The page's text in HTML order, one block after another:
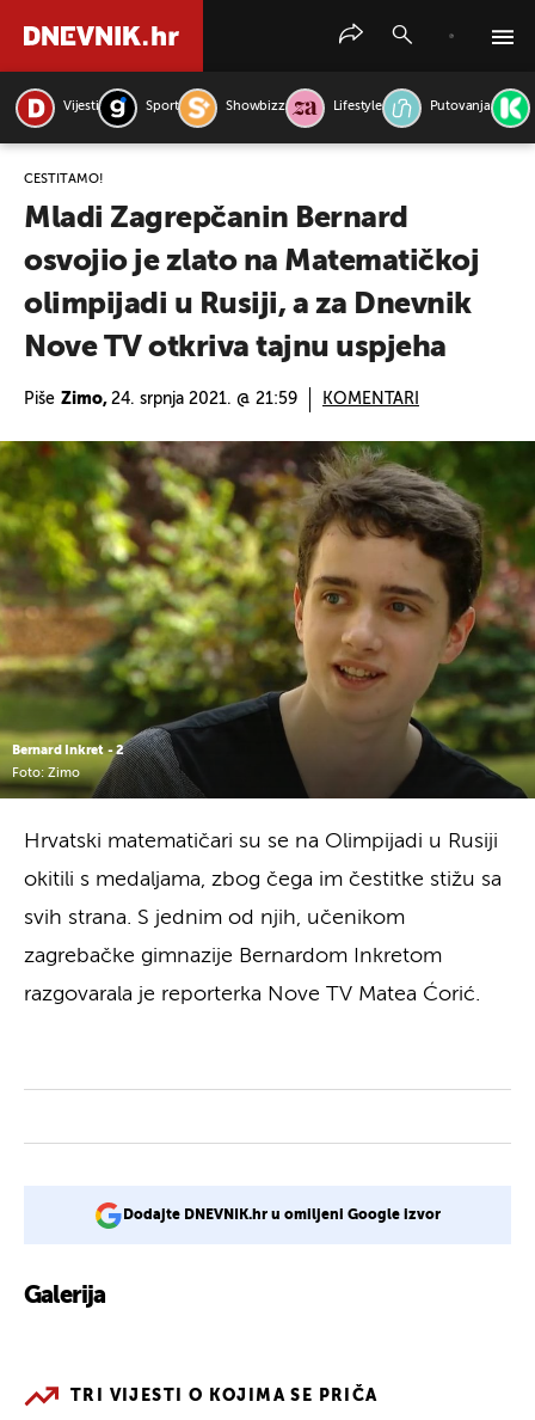
Vijesti Sport Showbizz Lifestyle Putovanja
ČESTITAMO!
Mladi Zagrepčanin Bernard
osvojio je zlato na Matematičkoj
olimpijadi u Rusiji, a za Dnevnik
Nove TV otkriva tajnu uspjeha
Piše Zimo, 24. srpnja 2021. @ 21:59 KOMENTARI
Bernard Inkret - 2
Foto: Zimo
Hrvatski matematičari su se na Olimpijadi u Rusiji
okitili s medaljama, zbog čega im čestitke stižu sa
svih strana. S jednim od njih, učenikom
zagrebačke gimnazije Bernardom Inkretom
razgovarala je reporterka Nove TV Matea Ćorić.
Dodajte DNEVNIK.hr u omiljeni Google izvor
Galerija
TRI VIJESTI O KOJIMA SE PRIČA
PRETRAŽITE VIJESTI